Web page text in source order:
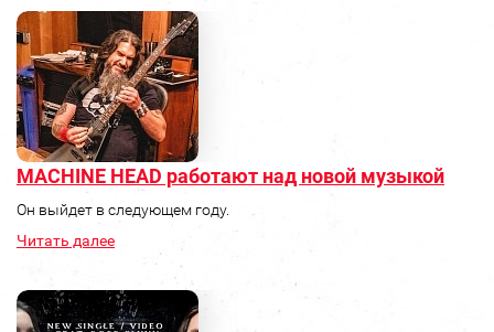
MACHINE HEAD работают над новой музыкой
Он выйдет в следующем году.
Читать далее